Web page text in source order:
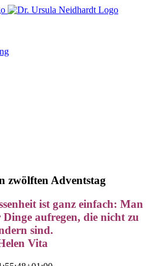
zwölften Adventstag
ist ganz einfach: Man
aufregen, die nicht zu
sind.
Vita